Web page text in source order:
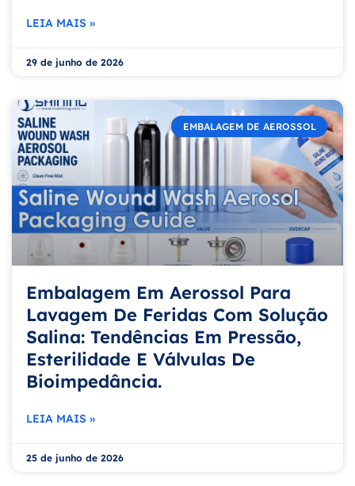
LEIA MAIS »
29 de junho de 2026
EMBALAGEM DE AEROSSOL
Embalagem Em Aerossol Para
Lavagem De Feridas Com Solução
Salina: Tendências Em Pressão,
Esterilidade E Válvulas De
Bioimpedância.
LEIA MAIS »
25 de junho de 2026